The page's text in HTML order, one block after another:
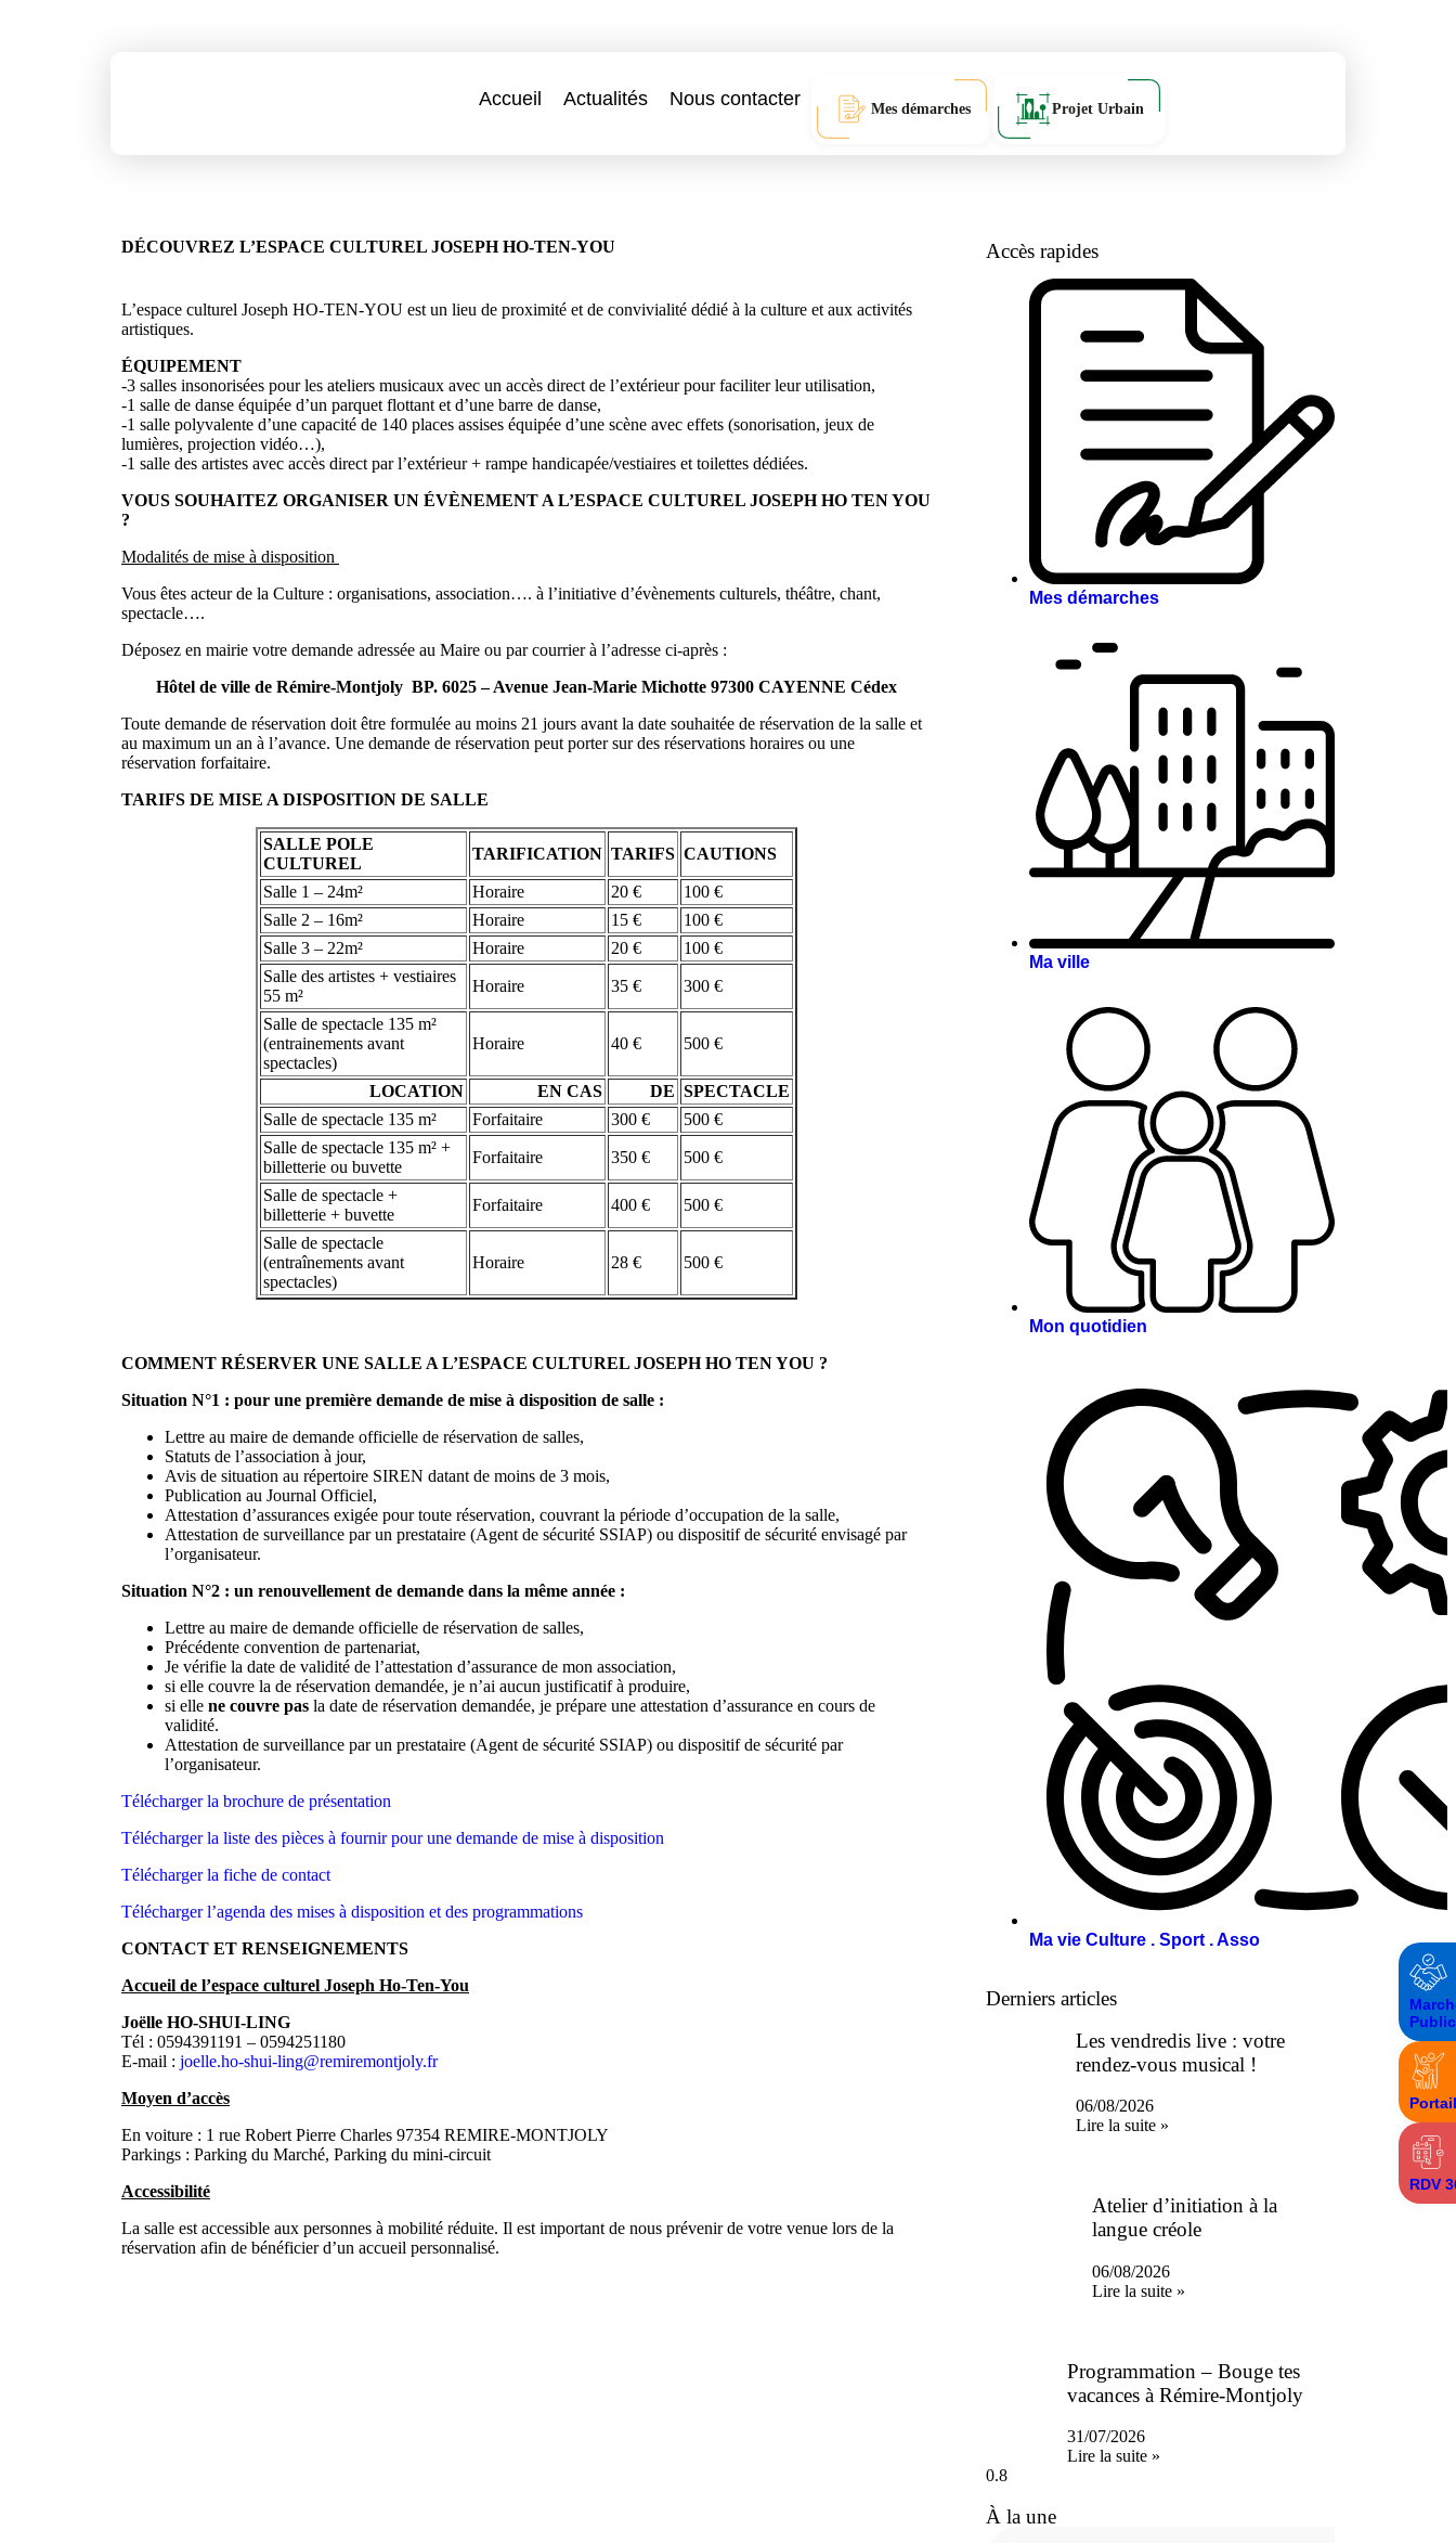
Accueil Actualités Nous contacter Mes démarches Projet Urbain
RDV
DÉCOUVREZ L’ESPACE CULTUREL JOSEPH HO-TEN-YOU
L’espace culturel Joseph HO-TEN-YOU est un lieu de proximité et de convivialité dédié à la culture et aux activités
artistiques.
ÉQUIPEMENT
-3 salles insonorisées pour les ateliers musicaux avec un accès direct de l’extérieur pour faciliter leur utilisation,
-1 salle de danse équipée d’un parquet flottant et d’une barre de danse,
-1 salle polyvalente d’une capacité de 140 places assises équipée d’une scène avec effets (sonorisation, jeux de
lumières, projection vidéo…),
-1 salle des artistes avec accès direct par l’extérieur + rampe handicapée/vestiaires et toilettes dédiées.
VOUS SOUHAITEZ ORGANISER UN ÉVÈNEMENT A L’ESPACE CULTUREL JOSEPH HO TEN YOU
?
Modalités de mise à disposition
Vous êtes acteur de la Culture : organisations, association…. à l’initiative d’évènements culturels, théâtre, chant,
spectacle….
Déposez en mairie votre demande adressée au Maire ou par courrier à l’adresse ci-après :
Hôtel de ville de Rémire-Montjoly BP. 6025 – Avenue Jean-Marie Michotte 97300 CAYENNE Cédex
Toute demande de réservation doit être formulée au moins 21 jours avant la date souhaitée de réservation de la salle et
au maximum un an à l’avance. Une demande de réservation peut porter sur des réservations horaires ou une
réservation forfaitaire.
TARIFS DE MISE A DISPOSITION DE SALLE
SALLE POLE
CULTUREL
TARIFICATION TARIFS CAUTIONS
Salle 1 – 24m² Horaire 20 €
100 €
Salle 2 – 16m²
Horaire 15 €
100 €
Salle 3 – 22m²
Horaire 20 €
100 €
Salle des artistes + vestiaires
55 m²
Horaire 35 € 300 €
Salle de spectacle 135 m²
(entrainements avant
spectacles)
Horaire 40 € 500 €
LOCATION EN CAS DE SPECTACLE
Salle de spectacle 135 m²
Forfaitaire 300 €
500 €
Salle de spectacle 135 m² +
billetterie ou buvette
Forfaitaire 350 € 500 €
Salle de spectacle +
billetterie + buvette
Forfaitaire 400 € 500 €
Salle de spectacle
(entraînements avant
spectacles)
Horaire 28 € 500 €
COMMENT RÉSERVER UNE SALLE A L’ESPACE CULTUREL JOSEPH HO TEN YOU ?
Situation N°1 : pour une première demande de mise à disposition de salle :
Lettre au maire de demande officielle de réservation de salles,
Statuts de l’association à jour,
Avis de situation au répertoire SIREN datant de moins de 3 mois,
Publication au Journal Officiel,
Attestation d’assurances exigée pour toute réservation, couvrant la période d’occupation de la salle,
Attestation de surveillance par un prestataire (Agent de sécurité SSIAP) ou dispositif de sécurité envisagé par
l’organisateur.
Situation N°2 : un renouvellement de demande dans la même année :
Lettre au maire de demande officielle de réservation de salles,
Précédente convention de partenariat,
Je vérifie la date de validité de l’attestation d’assurance de mon association,
si elle couvre la de réservation demandée, je n’ai aucun justificatif à produire,
si elle ne couvre pas la date de réservation demandée, je prépare une attestation d’assurance en cours de
validité.
Attestation de surveillance par un prestataire (Agent de sécurité SSIAP) ou dispositif de sécurité par
l’organisateur.
Télécharger la brochure de présentation
Télécharger la liste des pièces à fournir pour une demande de mise à disposition
Télécharger la fiche de contact
Télécharger l’agenda des mises à disposition et des programmations
CONTACT ET RENSEIGNEMENTS
Accueil de l’espace culturel Joseph Ho-Ten-You
Joëlle HO-SHUI-LING
Tél : 0594391191 – 0594251180
E-mail : joelle.ho-shui-ling@remiremontjoly.fr
Moyen d’accès
En voiture : 1 rue Robert Pierre Charles 97354 REMIRE-MONTJOLY
Parkings : Parking du Marché, Parking du mini-circuit
Accessibilité
La salle est accessible aux personnes à mobilité réduite. Il est important de nous prévenir de votre venue lors de la
réservation afin de bénéficier d’un accueil personnalisé.
Accès rapides
Mes démarches
Ma ville
Mon quotidien
Ma vie Culture . Sport . Asso
Derniers articles
Les vendredis live : votre
rendez-vous musical !
06/08/2026
Lire la suite »
Atelier d’initiation à la
langue créole
06/08/2026
Lire la suite »
Programmation – Bouge tes
vacances à Rémire-Montjoly
31/07/2026
Lire la suite »
À la une